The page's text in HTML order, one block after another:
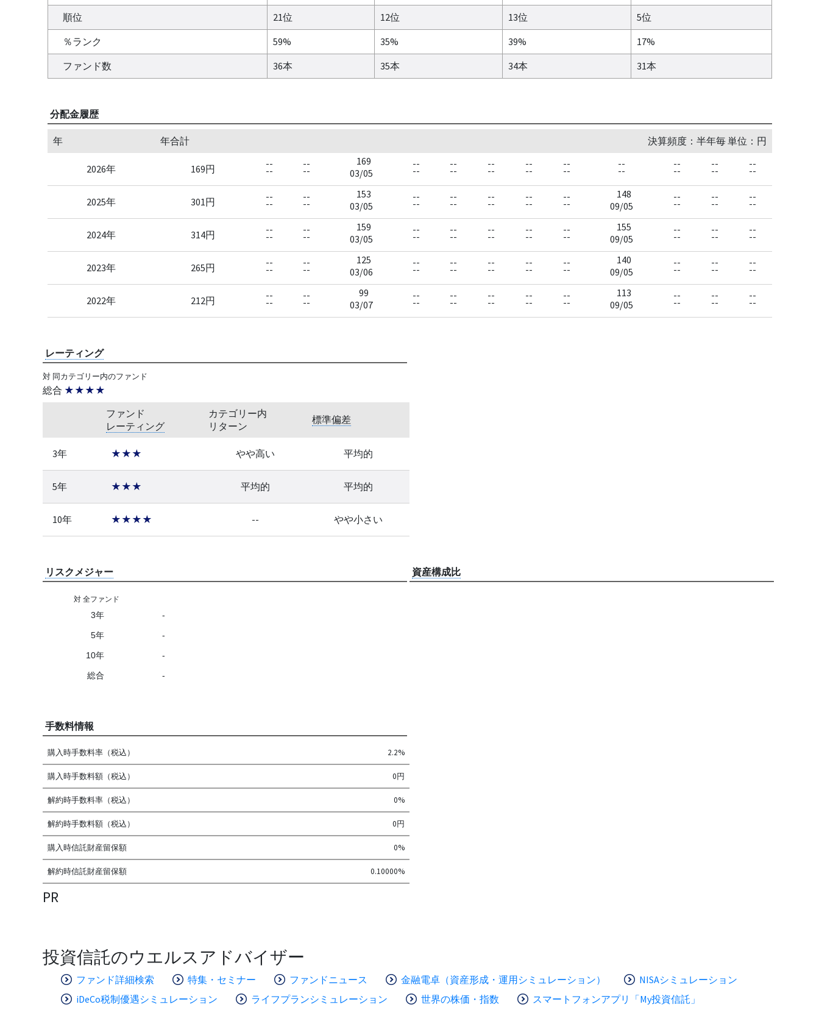
順位
21位 12位 13位
5位
％ランク
59% 35% 39%
17%
ファンド数
36本 35本 34本 31本
分配金履歴
年 年合計 決算頻度：半年毎 単位：円
2026年 169円 --
--
--
--
169
03/05
--
--
--
--
--
--
--
--
--
--
--
--
--
--
--
--
--
--
2025年 301円 --
--
--
--
153
03/05
--
--
--
--
--
--
--
--
--
--
148
09/05
--
--
--
--
--
--
2024年 314円 --
--
--
--
159
03/05
--
--
--
--
--
--
--
--
--
--
155
09/05
--
--
--
--
--
--
2023年 265円 --
--
--
--
125
03/06
--
--
--
--
--
--
--
--
--
--
140
09/05
--
--
--
--
--
--
2022年 212円 --
--
--
--
99
03/07
--
--
--
--
--
--
--
--
--
--
113
09/05
--
--
--
--
--
--
レーティング
対 同カテゴリー内のファンド
総合 ★★★★
ファンド
レーティング
カテゴリー内
リターン
標準偏差
3年 ★★★ やや高い 平均的
5年 ★★★ 平均的 平均的
10年 ★★★★ -- やや小さい
リスクメジャー
対 全ファンド
3年 -
5年 -
10年 -
総合 -
資産構成比
手数料情報
購入時手数料率（税込） 2.2%
購入時手数料額（税込） 0円
解約時手数料率（税込） 0%
解約時手数料額（税込） 0円
購入時信託財産留保額 0%
解約時信託財産留保額 0.10000%
PR
投資信託のウエルスアドバイザー
ファンド詳細検索 特集・セミナー ファンドニュース 金融電卓（資産形成・運用シミュレーション）
NISAシミュレーション
iDeCo税制優遇シミュレーション
ライフプランシミュレーション 世界の株価・指数 スマートフォンアプリ「My投資信託」